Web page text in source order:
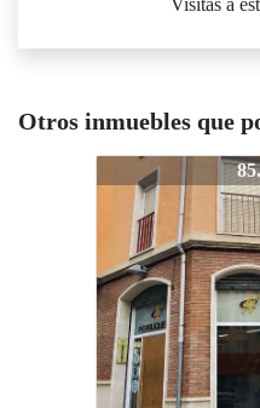
Visitas a
Otros inmuebles que
91-100095